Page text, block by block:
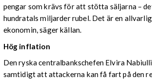
pengar som krävs för att stötta säljarna –
hundratals miljarder rubel. Det är en
ekonomin, säger källan.
Hög inflation
Den ryska centralbankschefen Elvira
samtidigt att attackerna kan få fart på den